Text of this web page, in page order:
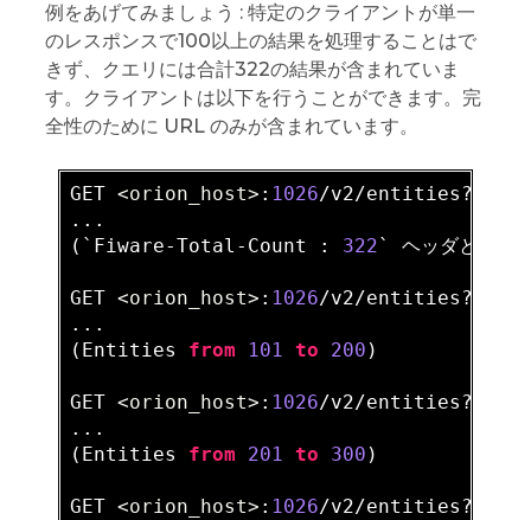
例をあげてみましょう : 特定のクライアントが単一
のレスポンスで100以上の結果を処理することはで
きず、クエリには合計322の結果が含まれていま
す。クライアントは以下を行うことができます。完
全性のために URL のみが含まれています。
GET <orion_host> : 1026/v2/entities?
...
(`Fiware-Total-Count : 322` ヘッダと共に
GET <orion_host> : 1026/v2/
...
(Entities from 101 to 200 )
GET <orion_host> : 1026/v2/
...
(Entities from 201 to 300 )
GET <orion_host> : 1026/v2/